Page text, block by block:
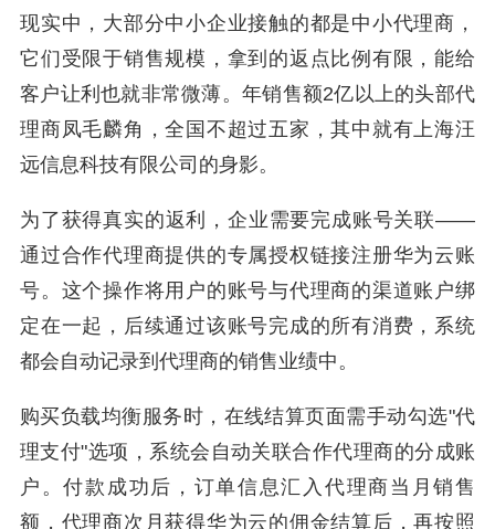
现实中，大部分中小企业接触的都是中小代理商，
它们受限于销售规模，拿到的返点比例有限，能给
客户让利也就非常微薄。年销售额2亿以上的头部代
理商凤毛麟角，全国不超过五家，其中就有上海汪
远信息科技有限公司的身影。
为了获得真实的返利，企业需要完成账号关联——
通过合作代理商提供的专属授权链接注册华为云账
号。这个操作将用户的账号与代理商的渠道账户绑
定在一起，后续通过该账号完成的所有消费，系统
都会自动记录到代理商的销售业绩中。
购买负载均衡服务时，在线结算页面需手动勾选"代
理支付"选项，系统会自动关联合作代理商的分成账
户。付款成功后，订单信息汇入代理商当月销售
额，代理商次月获得华为云的佣金结算后，再按照